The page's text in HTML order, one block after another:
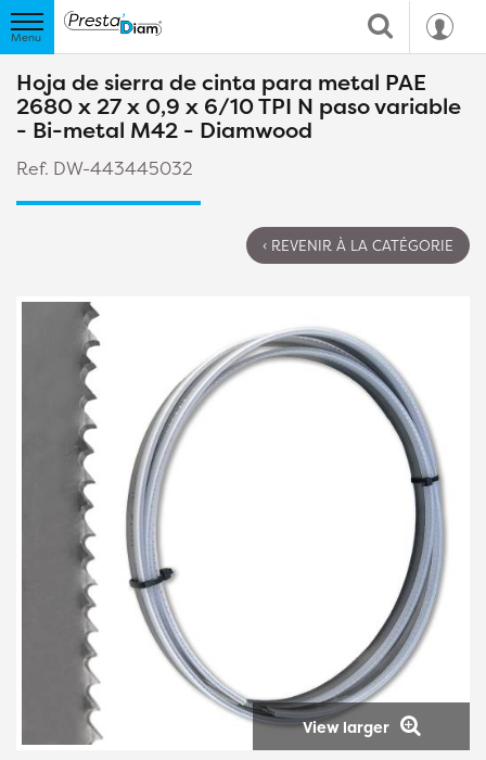
Hoja de sierra de cinta para metal PAE
2680 x 27 x 0,9 x 6/10 TPI N paso variable
- Bi-metal M42 - Diamwood
Ref. DW-443445032
‹ REVENIR À LA CATÉGORIE
View larger